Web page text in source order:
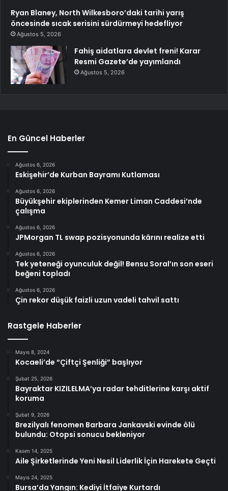
Ryan Blaney, North Wilkesboro’daki tarihi yarış
öncesinde sıcak serisini sürdürmeyi hedefliyor
Ağustos 5, 2026
Fahiş aidatlara devlet freni! Karar
Resmi Gazete’de yayımlandı
Ağustos 5, 2026
En Güncel Haberler
Ağustos 6, 2026
Eskişehir’de Kurban Bayramı Kutlaması
Ağustos 6, 2026
Büyükşehir ekiplerinden Kemer Liman Caddesi’nde
çalışma
Ağustos 6, 2026
JPMorgan TL swap pozisyonunda kârını realize etti
Ağustos 6, 2026
Tek yeteneği oyunculuk değil! Bensu Soral’ın son eseri
beğeni topladı
Ağustos 6, 2026
Çin rekor düşük faizli uzun vadeli tahvil sattı
Rastgele Haberler
Mayıs 8, 2024
Kocaeli’de “Çiftçi Şenliği” başlıyor
Şubat 25, 2026
Bayraktar KIZILELMA’ya radar tehditlerine karşı aktif
koruma
Şubat 9, 2026
Brezilyalı fenomen Barbara Jankavski evinde ölü
bulundu: Otopsi sonucu bekleniyor
Kasım 14, 2025
Aile Şirketlerinde Yeni Nesil Liderlik İçin Harekete Geçti
Mayıs 24, 2025
Bursa’da Yangın: Kediyi İtfaiye Kurtardı